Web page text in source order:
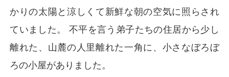
かりの太陽と涼しくて新鮮な朝の空気に照らされ
ていました。 不平を言う弟子たちの住居から少し
離れた、山麓の人里離れた一角に、小さなぼろぼ
ろの小屋がありました。